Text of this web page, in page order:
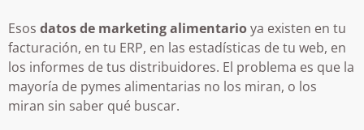
Esos datos de marketing alimentarioya existen en tu
facturación, en tu ERP, en las estadísticas de tu web, en
los informes de tus distribuidores. El problema es que la
mayoría de pymes alimentarias no los miran, o los
miran sin saber qué buscar.